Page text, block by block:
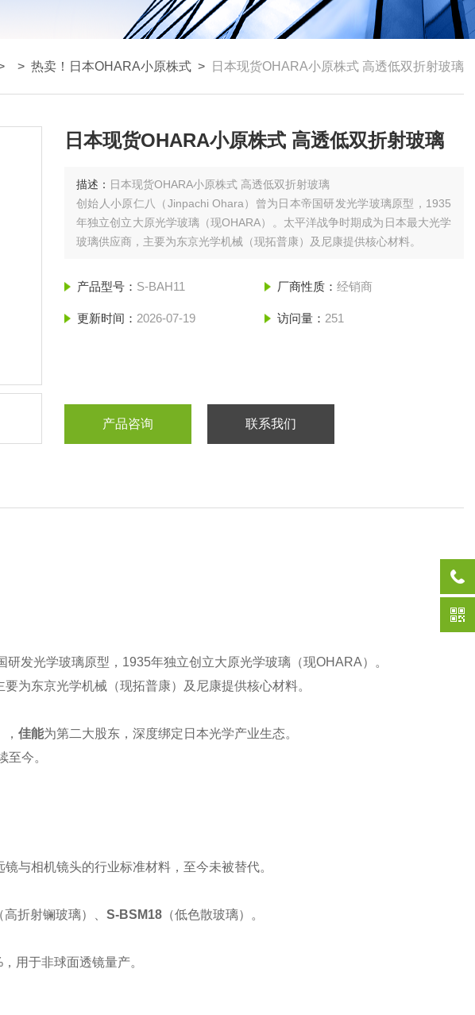
> 热卖！日本OHARA小原株式 > 日本现货OHARA小原株式 ‌高透低双折射玻璃
日本现货OHARA小原株式 ‌高透低双折射玻璃
描述： 日本现货OHARA小原株式 ‌高透低双折射玻璃
创始人‌小原仁八（Jinpachi Ohara）‌曾为日本帝国研发光学玻璃原型，1935
年独立创立大原光学玻璃（现OHARA）‌。太平洋战争时期成为日本最大光学
玻璃供应商，主要为东京光学机械（现拓普康）及尼康提供核心材料‌。
产品型号： S-BAH11 厂商性质： 经销商
更新时间： 2026-07-19 访问量： 251
产品咨询 联系我们
研发光学玻璃原型，1935年独立创立大原光学玻璃（现OHARA）‌。
为东京光学机械（现拓普康）及尼康提供核心材料‌。
佳能‌为第二大股东，深度绑定日本光学产业生态‌。
至今‌。
与相机镜头的行业标准材料，至今未被替代‌。
高折射镧玻璃）、‌ S-BSM18 ‌（低色散玻璃）‌。
用于非球面透镜量产‌。